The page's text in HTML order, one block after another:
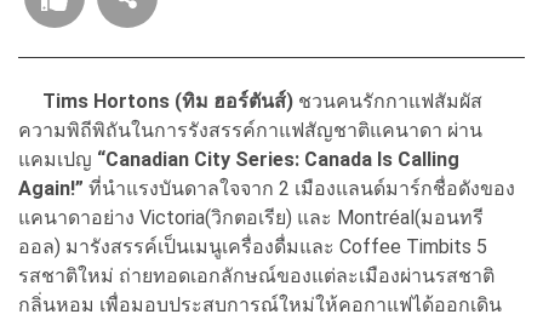
Tims Hortons (ทิม ฮอร์ตันส์) ชวนคนรักกาแฟสัมผัส
ความพิถีพิถันในการรังสรรค์กาแฟสัญชาติแคนาดา ผ่าน
แคมเปญ “Canadian City Series: Canada Is Calling
Again!” ที่นำแรงบันดาลใจจาก 2 เมืองแลนด์มาร์กชื่อดังของ
แคนาดาอย่าง Victoria(วิกตอเรีย) และ Montréal(มอนทรี
ออล) มารังสรรค์เป็นเมนูเครื่องดื่มและ Coffee Timbits 5
รสชาติใหม่ ถ่ายทอดเอกลักษณ์ของแต่ละเมืองผ่านรสชาติ
กลิ่นหอม เพื่อมอบประสบการณ์ใหม่ให้คอกาแฟได้ออกเดิน